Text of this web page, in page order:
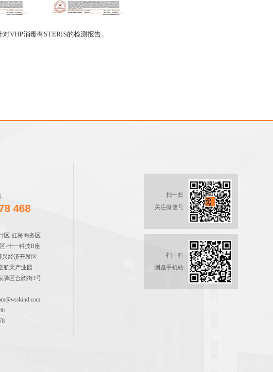
VHP消毒有STERIS的检测报告。
468
区-虹桥商务区
-十一科技B座
经济开发区
产业园
合韵街3号
扫一扫
关注微信号
扫一扫
浏览手机站